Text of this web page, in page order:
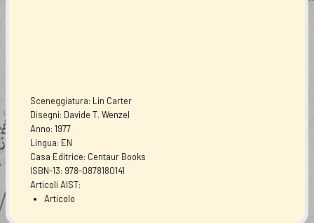
Sceneggiatura: Lin Carter
Disegni: Davide T. Wenzel
Anno: 1977
Lingua: EN
Casa Editrice: Centaur Books
ISBN-13: 978-0878180141
Articoli AIST:
Articolo